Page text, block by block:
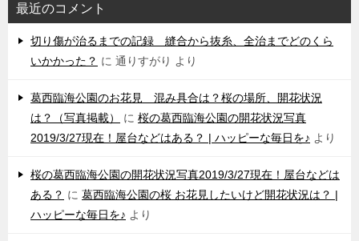
最近のコメント
切り傷が治るまでの記録 縫合から抜糸、全治までどのくら
いかかった？ に 通りすがり より
葛西臨海公園のお花見 混み具合は？桜の場所、開花状況
は？（写真掲載）
に 桜の葛西臨海公園の開花状況写真
2019/3/27現在！屋台などはある？ | ハッピーな毎日を♪ より
桜の葛西臨海公園の開花状況写真2019/3/27現在！屋台などは
ある？ に 葛西臨海公園の桜 お花見したいけど開花状況は？ |
ハッピーな毎日を♪ より